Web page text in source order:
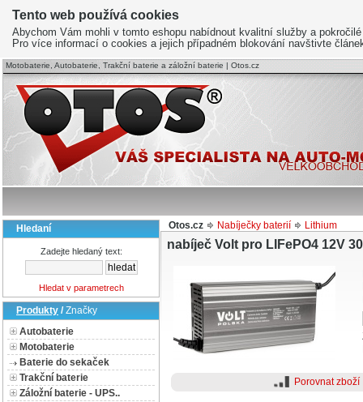
Motobaterie, Autobaterie, Trakční baterie a záložní baterie | Otos.cz
Hledaní
Zadejte hledaný text:
Hledat v parametrech
Produkty /Značky
Autobaterie
Motobaterie
Baterie do sekaček
Trakční baterie
Záložní baterie - UPS..
Otos.cz Nabíječky baterií Lithium
nabíječ Volt pro LIFePO4 12V
Porovnat zboží
Tento web používá cookies
Abychom Vám mohli v tomto eshopu nabídnout kvalitní služby a
Pro více informací o cookies a jejich případném blokování navštivte